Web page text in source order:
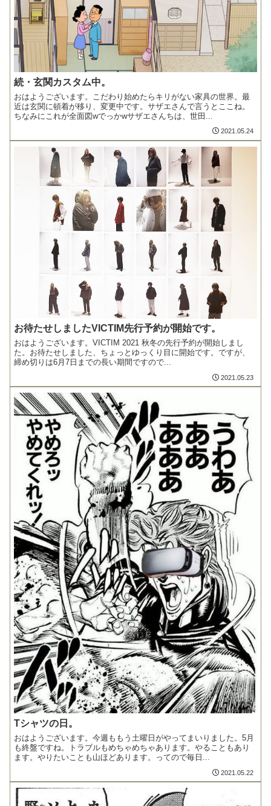
続・玄関カスタム中。
おはようございます。こだわり始めたらキリがない家具の世界。最
近は玄関に頓着が移り、変更中です。サザエさんで言うとここね。
ちなみにこれが全面図wでっかwサザエさんちは、世田...
2021.05.24
お待たせしましたVICTIM先行予約が開始です。
おはようございます。VICTIM 2021 秋冬の先行予約が開始しまし
た。お待たせしました、ちょっとゆっくり目に開始です。ですが、
締め切りは6月7日までの長い期間ですので...
2021.05.23
Tシャツの日。
おはようございます。今週ももう土曜日がやってまいりました。5月
も終盤ですね。トラブルもめちゃめちゃあります。やることもあり
ます。やりたいことも山ほどあります。ってので毎日...
2021.05.22